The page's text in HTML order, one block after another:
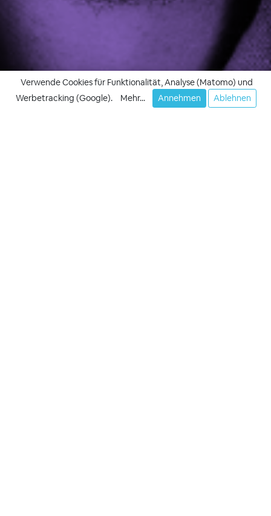
Verwende Cookies für Funktionalität, Analyse (Matomo) und
Werbetracking (Google).
Mehr... Annehmen Ablehnen